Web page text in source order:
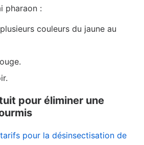
pharaon :
couleurs du jaune au
pour éliminer une
pour la désinsectisation de